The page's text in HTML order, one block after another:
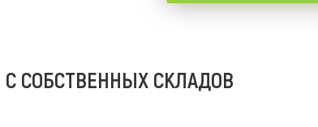
С СОБСТВЕННЫХ СКЛАДОВ